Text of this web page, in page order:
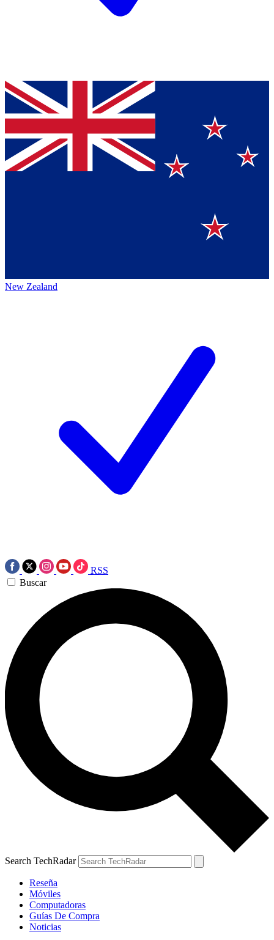
New Zealand
RSS
Buscar
Search TechRadar
Reseña
Móviles
Computadoras
Guías De Compra
Noticias